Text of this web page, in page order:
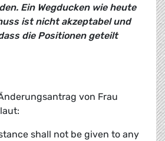
Ein Wegducken wie heute
ist nicht akzeptabel und
die Positionen geteilt
von Frau
shall not be given to any